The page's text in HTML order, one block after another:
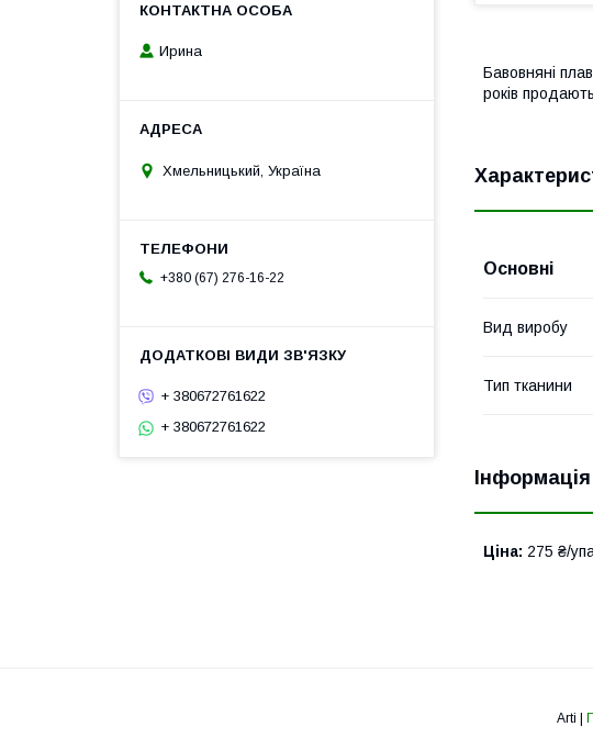
Бавовняні
років
Основні
Вид виробу
Тип тканини
Ціна: 275 ₴/
Ирина
Хмельницький, Україна
+380 (67) 276-16-22
+ 380672761622
+ 380672761622